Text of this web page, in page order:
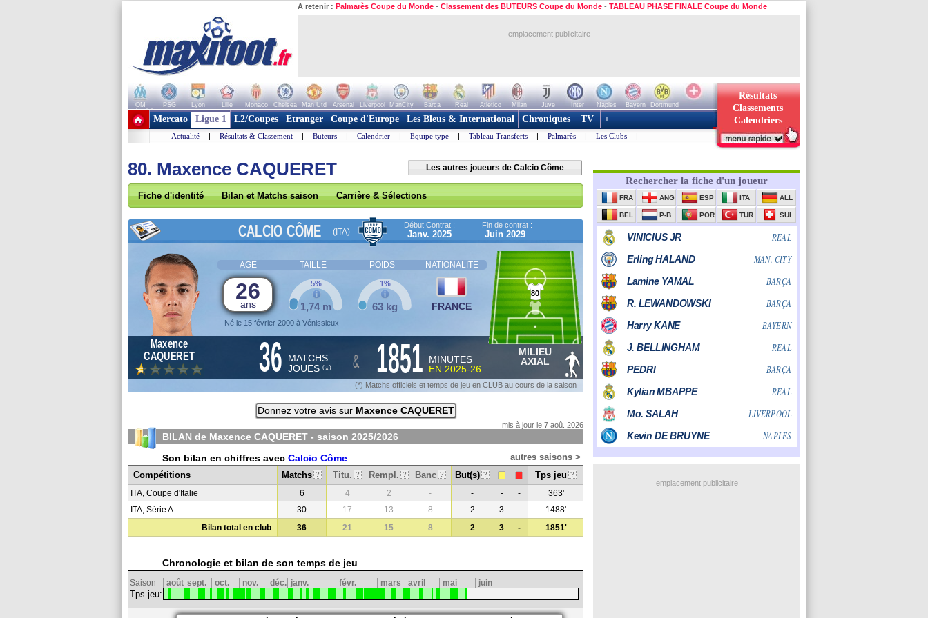
A retenir : Palmarès Coupe du Monde - Classement des BUTEURS Coupe du Monde - TABLEAU PHASE FINALE Coupe du Monde
emplacement publicitaire
OM PSG Lyon Lille Monaco Chelsea Man Utd Arsenal Liverpool ManCity Barca Real Atletico Milan Juve Inter Naples Bayern
Dortmund
+ de clubs
Résultats
Classements
Calendriers
Mercato Ligue 1 L2/Coupes Etranger Coupe d'Europe Les Bleus & International Chroniques TV +
Actualité | Résultats & Classement | Buteurs | Calendrier | Equipe type | Tableau Transferts | Palmarès | Les Clubs |
80. Maxence CAQUERET Les autres joueurs de Calcio Côme
Fiche d'identité Bilan et Matchs saison Carrière & Sélections
CALCIO CÔME (ITA)
Début Contrat :
Janv. 2025
Fin de contrat :
Juin 2029
AGE TAILLE POIDS NATIONALITE
26
ans
Né le 15 février 2000 à Vénissieux
1,74 m
5%
63 kg
1%
FRANCE
80
Maxence
CAQUERET
36 MATCHS
JOUES (*) & 1851
MINUTES
EN 2025-26
MILIEU
AXIAL
(*) Matchs officiels et temps de jeu en CLUB au cours de la saison
Donnez votre avis sur Maxence CAQUERET
mis à jour le 7 aoû. 2026
BILAN de Maxence CAQUERET - saison 2025/2026
Son bilan en chiffres avec Calcio Côme
autres saisons >
Compétitions
Matchs ? Titu. ? Rempl. ? Banc ? But(s) ? Tps jeu ?
ITA, Coupe d'Italie 6 4 2 - - - -
363'
ITA, Série A
30 17 13 8 2 3 -
1488'
Bilan total en club
36 21 15 8 2 3 - 1851'
Chronologie et bilan de son temps de jeu
Saison août sept. oct. nov. déc. janv. févr. mars avril mai juin
Tps jeu:
emplacement publicitaire